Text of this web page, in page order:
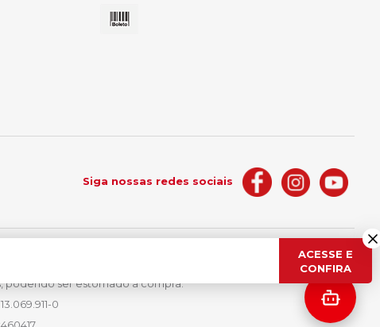
Siga nossas redes sociais
confirmação de dados. Fica garantida
podendo ser estornado a compra.
0
ACESSE E
CONFIRA